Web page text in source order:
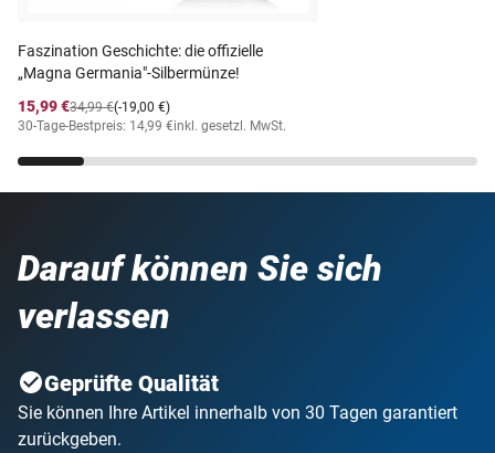
Faszination Geschichte: die offizielle
„Magna Germania"-Silbermünze!
15,99 €
(-19,00 €)
34,99 €
30-Tage-Bestpreis: 14,99 €inkl. gesetzl. MwSt.
Darauf können Sie sich
verlassen
Geprüfte Qualität
Sie können Ihre Artikel innerhalb von 30 Tagen garantiert
zurückgeben.